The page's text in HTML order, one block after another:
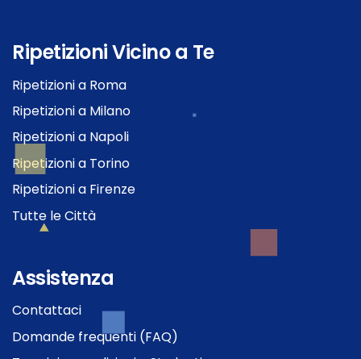
Ripetizioni Vicino a Te
Ripetizioni a Roma
Ripetizioni a Milano
Ripetizioni a Napoli
Ripetizioni a Torino
Ripetizioni a Firenze
Tutte le Città
Assistenza
Contattaci
Domande frequenti (FAQ)